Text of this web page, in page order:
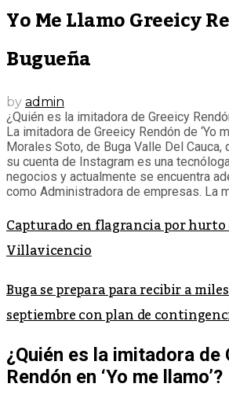
Yo Me Llamo Greeicy
Bugueña
by admin
¿Quién es la imitadora de Greeicy
La imitadora de Greeicy Rendón de ‘Yo
Morales Soto, de Buga Valle Del Cauca,
su cuenta de Instagram es una
negocios y actualmente se encuentra
como Administradora de empresas. La
Capturado en flagrancia por
Villavicencio
Buga se prepara para recibir a
septiembre con plan de
¿Quién es la imitadora de
Rendón en ‘Yo me llamo’?